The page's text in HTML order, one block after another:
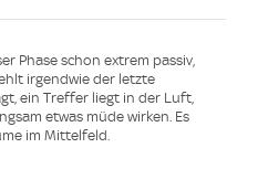
Phase schon extrem passiv,
irgendwie der letzte
ein Treffer liegt in der Luft,
etwas müde wirken. Es
im Mittelfeld.